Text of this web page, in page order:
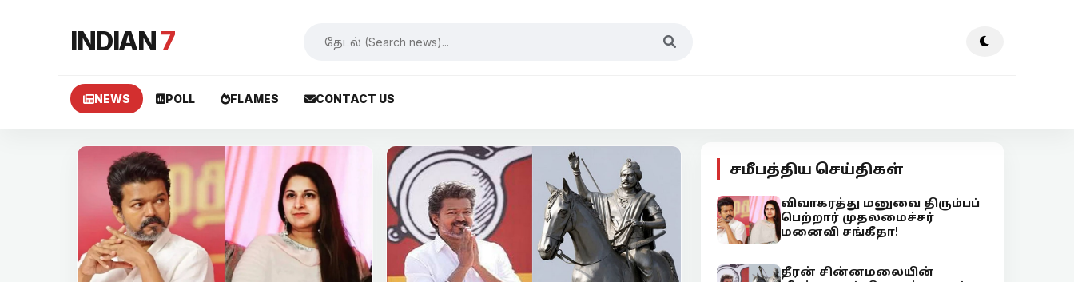
INDIAN7
NEWS POLL FLAMES CONTACT US
சமீபத்திய செய்திகள்
விவாகரத்து மனுவை திரும்பப்
பெற்றார் முதலமைச்சர்
மனைவி சங்கீதா!
தீரன் சின்னமலையின்